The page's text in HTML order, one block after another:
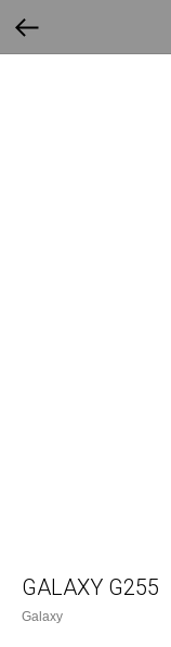
GALAXY G255
Galaxy